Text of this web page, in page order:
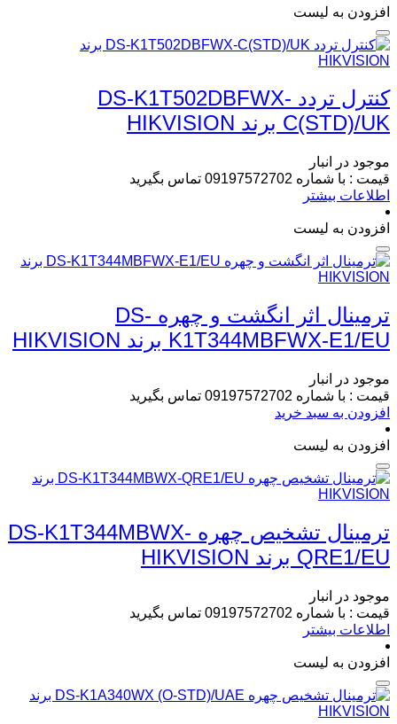
افزودن به لیست
کنترل تردد DS-K1T502DBFWX-
C(STD)/UK برند HIKVISION
موجود در انبار
قیمت : با شماره 09197572702 تماس بگیرید
اطلاعات بیشتر
افزودن به لیست
ترمینال اثر انگشت و چهره DS-
K1T344MBFWX-E1/EU برند HIKVISION
موجود در انبار
قیمت : با شماره 09197572702 تماس بگیرید
افزودن به سبد خرید
افزودن به لیست
ترمینال تشخیص چهره DS-K1T344MBWX-
QRE1/EU برند HIKVISION
موجود در انبار
قیمت : با شماره 09197572702 تماس بگیرید
اطلاعات بیشتر
افزودن به لیست